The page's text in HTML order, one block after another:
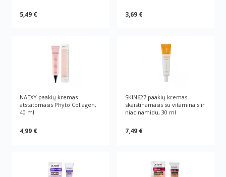
5,49 € 3,69 €
NAEXY paakių kremas
atstatomasis Phyto Collagen,
40 ml
4,99 €
SKIN627 paakių kremas
skaistinamasis su vitaminais ir
niacinamidu, 30 ml
7,49 €